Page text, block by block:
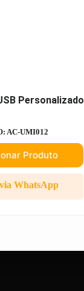
Personalizado
AC-UMI012
Produto
WhatsApp